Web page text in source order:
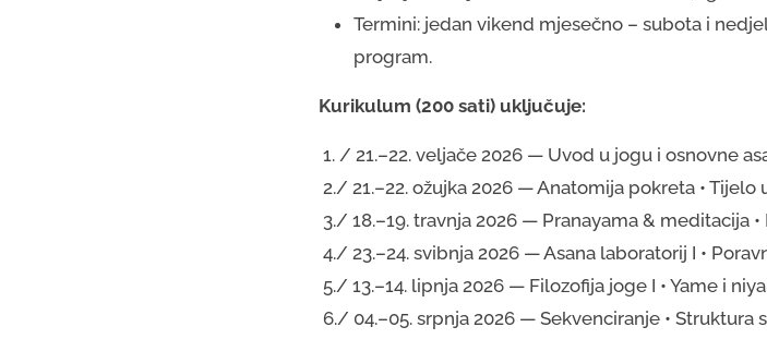
Termini: jedan vikend mjesečno – subota i
program.
Kurikulum (200 sati) uključuje:
1. / 21.–22. veljače 2026 — Uvod u jogu i osnovne
2./ 21.–22. ožujka 2026 — Anatomija pokreta • Tijelo
3./ 18.–19. travnja 2026 — Pranayama & meditacija
4./ 23.–24. svibnja 2026 — Asana laboratorij I •
5./ 13.–14. lipnja 2026 — Filozofija joge I • Yame i
6./ 04.–05. srpnja 2026 — Sekvenciranje • Struktura